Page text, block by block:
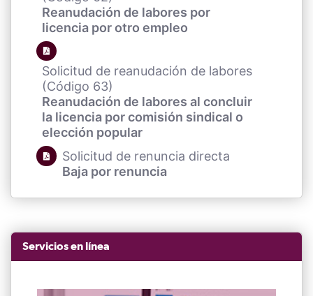
Reanudación de labores por
licencia por otro empleo
Solicitud de reanudación de labores
(Código 63)
Reanudación de labores al concluir
la licencia por comisión sindical o
elección popular
Solicitud de renuncia directa
Baja por renuncia
Servicios en línea